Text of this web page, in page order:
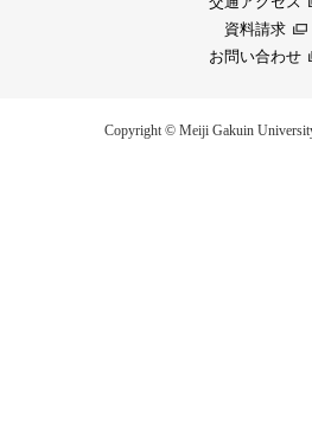
資料請求
お問い合わせ
Copyright © Meiji Gakuin